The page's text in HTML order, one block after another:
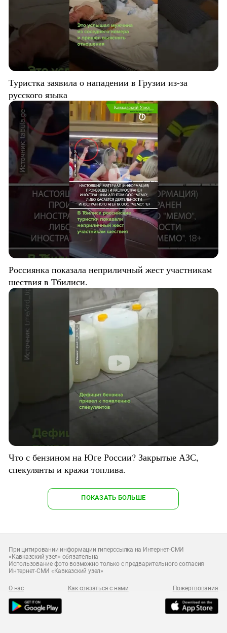
Туристка заявила о нападении в Грузии из-за
русского языка
Россиянка показала неприличный жест участникам
шествия в Тбилиси.
Что с бензином на Юге России? Закрытые АЗС,
спекулянты и кражи топлива.
ПОКАЗАТЬ БОЛЬШЕ
При цитировании информации гиперссылка на Интернет-СМИ
«Кавказский узел» обязательна
Использование фото возможно только с предварительного согласия
Интернет-СМИ «Кавказский узел»
О нас Как связаться с нами Пожертвования